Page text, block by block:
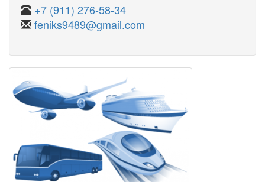
+7 (911) 276-58-34
feniks9489@gmail.com